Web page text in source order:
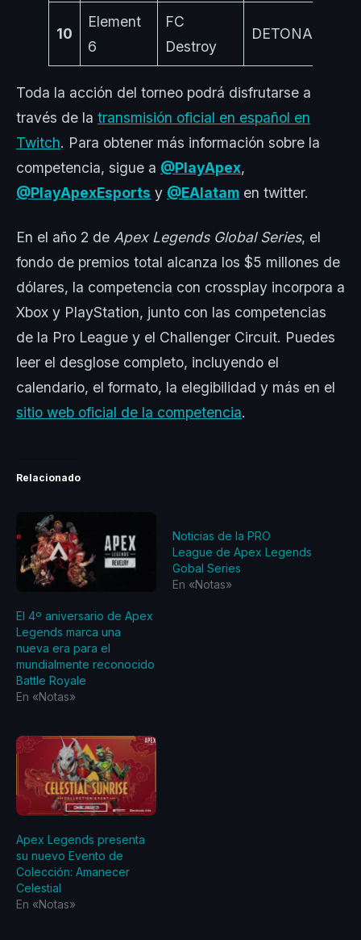
10
Element
6
FC
Destroy
DETONATOR
Toda la acción del torneo podrá disfrutarse a
través de la transmisión oficial en español en
Twitch. Para obtener más información sobre la
competencia, sigue a @PlayApex,
@PlayApexEsports y @EAlatam en twitter.
En el año 2 de Apex Legends Global Series, el
fondo de premios total alcanza los $5 millones de
dólares, la competencia con crossplay incorpora a
Xbox y PlayStation, junto con las competencias
de la Pro League y el Challenger Circuit. Puedes
leer el desglose completo, incluyendo el
calendario, el formato, la elegibilidad y más en el
sitio web oficial de la competencia.
Relacionado
El 4º aniversario de Apex
Legends marca una
nueva era para el
mundialmente reconocido
Battle Royale
En «Notas»
Noticias de la PRO
League de Apex Legends
Gobal Series
En «Notas»
Apex Legends presenta
su nuevo Evento de
Colección: Amanecer
Celestial
En «Notas»